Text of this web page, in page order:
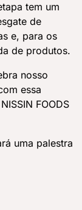
tem um
de
e, para os
de produtos.
nosso
essa
FOODS
uma palestra